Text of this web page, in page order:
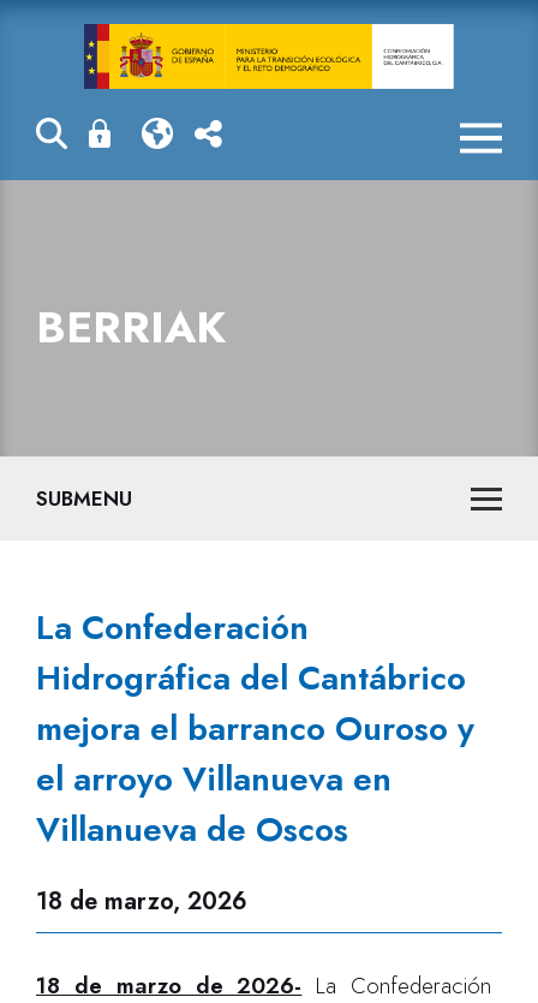
La
BERRIAK
SUBMENU
La Confederación
Hidrográfica del Cantábrico
mejora el barranco Ouroso y
el arroyo Villanueva en
Villanueva de Oscos
18 de marzo, 2026
18 de marzo de 2026- La Confederación